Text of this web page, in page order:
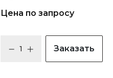
Цена по запросу
Заказать